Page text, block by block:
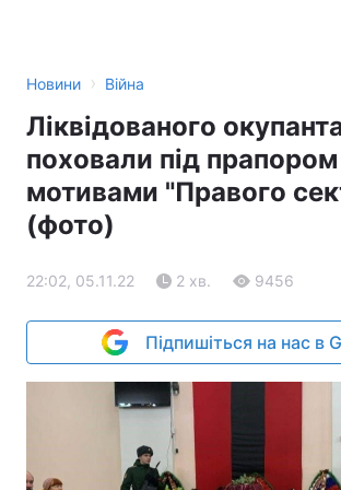
Новини › Війна
Ліквідованого
поховали під прапором
мотивами "Правого
(фото)
22:02, 05.11.22 2 хв. 9456
Підпишіться на нас в